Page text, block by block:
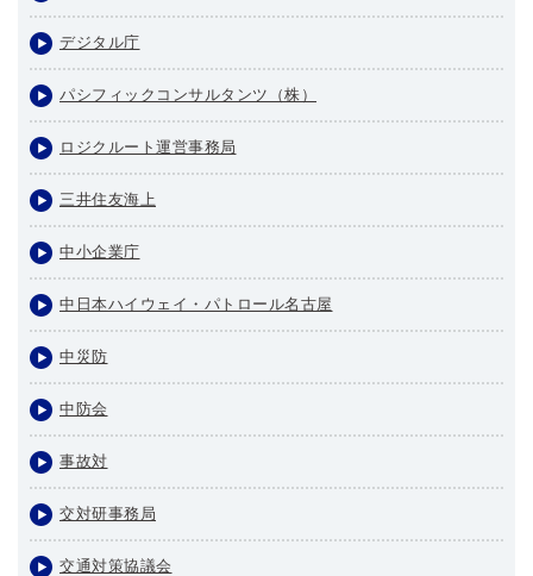
デジタル庁
パシフィックコンサルタンツ（株）
ロジクルート運営事務局
三井住友海上
中小企業庁
中日本ハイウェイ・パトロール名古屋
中災防
中防会
事故対
交対研事務局
交通対策協議会